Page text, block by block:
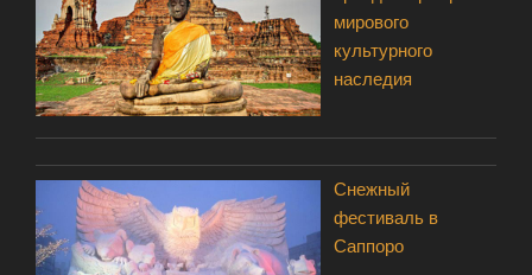
мирового
культурного
наследия
Снежный
фестиваль в
Саппоро